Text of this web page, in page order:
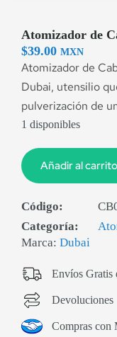
Atomizador de
$39.00 MXN
Atomizador de
Dubai, utensilio
pulverización de
1 disponibles
Añadir al carrito
Código:
Categoría:
Marca: Dubai
Envíos Gratis
Devoluciones
Compras con